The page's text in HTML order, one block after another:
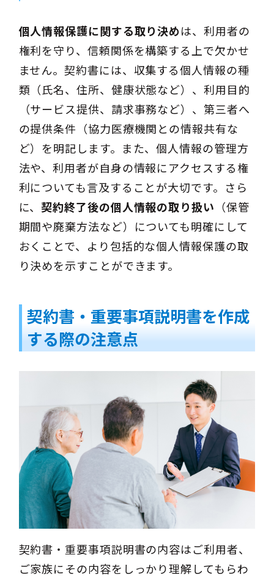
個人情報保護に関する取り決めは、利用者の
権利を守り、信頼関係を構築する上で欠かせ
ません。契約書には、収集する個人情報の種
類（氏名、住所、健康状態など）、利用目的
（サービス提供、請求事務など）、第三者へ
の提供条件（協力医療機関との情報共有な
ど）を明記します。また、個人情報の管理方
法や、利用者が自身の情報にアクセスする権
利についても言及することが大切です。さら
に、 契約終了後の個人情報の取り扱い （保管
期間や廃棄方法など）についても明確にして
おくことで、より包括的な個人情報保護の取
り決めを示すことができます。
契約書・重要事項説明書を作成
する際の注意点
契約書・重要事項説明書の内容はご利用者、
ご家族にその内容をしっかり理解してもらわ